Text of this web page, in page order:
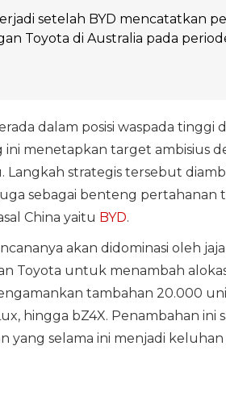
setelah BYD mencatatkan
Toyota di Australia pada
dalam posisi waspada tinggi
menetapkan target ambisius
strategis tersebut
sebagai benteng pertahanan
China yaitu BYD.
akan didominasi oleh
Toyota untuk menambah
tambahan 20.000
hingga bZ4X. Penambahan ini
selama ini menjadi keluhan